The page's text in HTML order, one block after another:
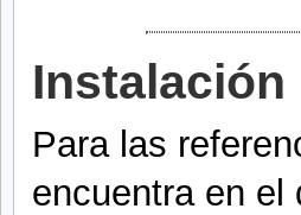
Instalación
Para las
encuentra en el